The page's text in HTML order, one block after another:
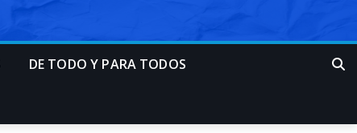
DE TODO Y PARA TODOS